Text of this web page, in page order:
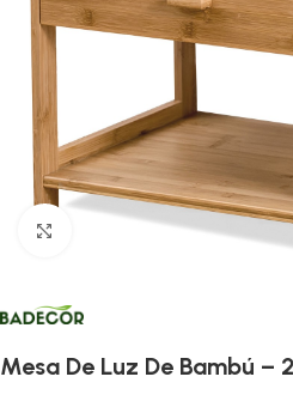
Haga clic para ampliar
Mesa De Luz De Bambú –